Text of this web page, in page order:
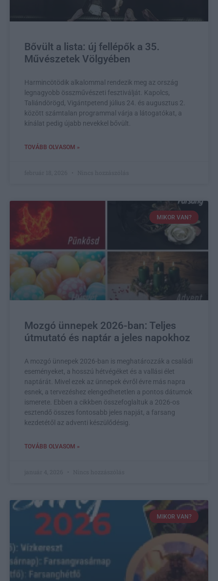
Bővült a lista: új fellépők a 35.
Művészetek Völgyében
Harmincötödik alkalommal rendezik meg az ország
legnagyobb összművészeti fesztiválját. Kapolcs,
Taliándörögd, Vigántpetend július 24. és augusztus 2.
között számtalan programmal várja a látogatókat, a
kínálat pedig újabb nevekkel bővült.
TOVÁBB OLVASOM »
MIKOR VAN?
Mozgó ünnepek 2026-ban: Teljes
útmutató és naptár a jeles napokhoz
A mozgó ünnepek 2026-ban is meghatározzák a családi
eseményeket, a hosszú hétvégéket és a vallási élet
naptárát. Mivel ezek az ünnepek évről évre más napra
esnek, a tervezéshez elengedhetetlen a pontos dátumok
ismerete. Ebben a cikkben összefoglaltuk a 2026-os
esztendő összes fontosabb jeles napját, a farsang
kezdetétől az adventi készülődésig.
TOVÁBB OLVASOM »
MIKOR VAN?